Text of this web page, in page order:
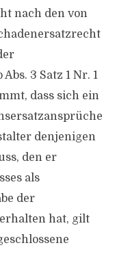
nach den von
3 Satz 1 Nr. 1
dass sich ein
denjenigen
den er
als
der
hat, gilt